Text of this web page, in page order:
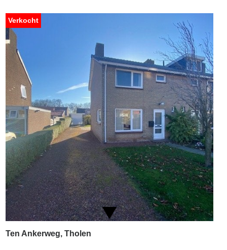
Verkocht
Ten Ankerweg, Tholen